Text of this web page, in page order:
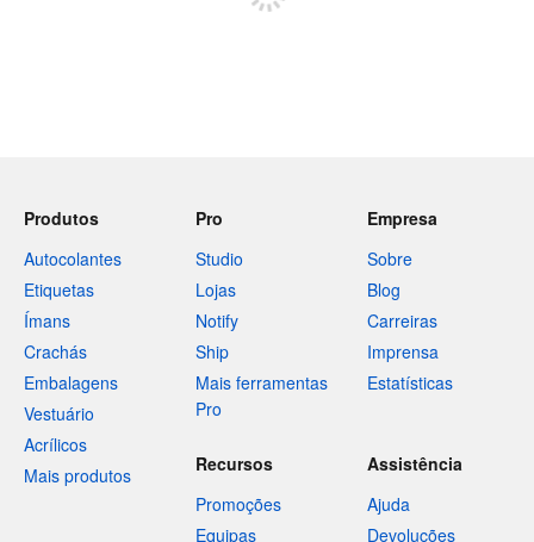
Produtos
Autocolantes
Etiquetas
Ímans
Crachás
Embalagens
Vestuário
Acrílicos
Mais produtos
Pro
Studio
Lojas
Notify
Ship
Mais ferramentas
Pro
Empresa
Sobre
Blog
Carreiras
Imprensa
Estatísticas
Recursos
Promoções
Equipas
Assistência
Ajuda
Devoluções